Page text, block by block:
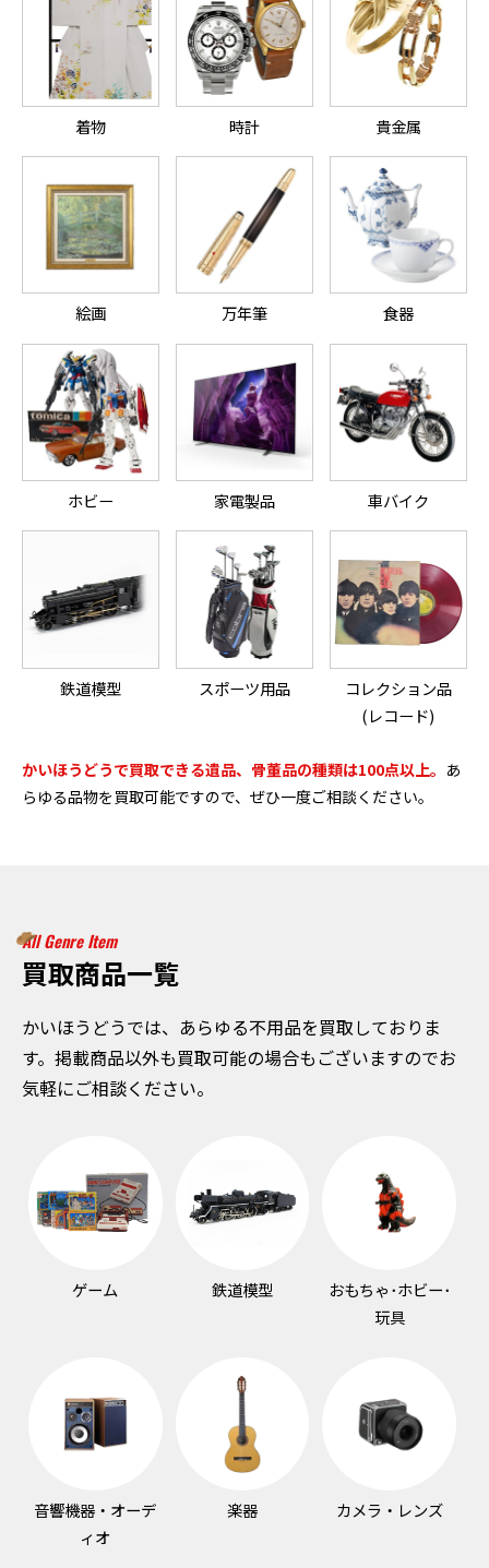
着物 時計 貴金属
絵画 万年筆 食器
ホビー 家電製品 車バイク
鉄道模型 スポーツ用品
コレクション品
(レコード)
かいほうどうで買取できる遺品、骨董品の種類は100点以上。 あ
らゆる品物を買取可能ですので、ぜひ一度ご相談ください。
All Genre Item
買取商品一覧
かいほうどうでは、あらゆる不用品を買取しておりま
す。掲載商品以外も買取可能の場合もございますのでお
気軽にご相談ください。
ゲーム 鉄道模型
おもちゃ･ホビー･
玩具
音響機器・オーデ
ィオ
楽器 カメラ・レンズ